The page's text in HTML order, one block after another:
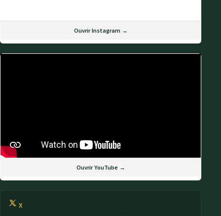
Ouvrir Instagram →
Ouvrir YouTube →
X